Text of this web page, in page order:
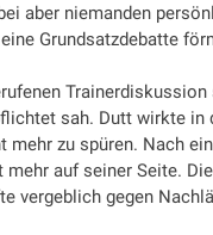
aber niemanden
Grundsatzdebatte
sah. Dutt wirkte in
mehr zu spüren. Nach
mehr auf seiner Seite.
vergeblich gegen